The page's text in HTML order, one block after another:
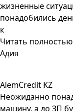
жизненные
понадобились
к
Читать полностью
Адия
AlemCredit KZ
Неожиданно
машину, а до ЗП